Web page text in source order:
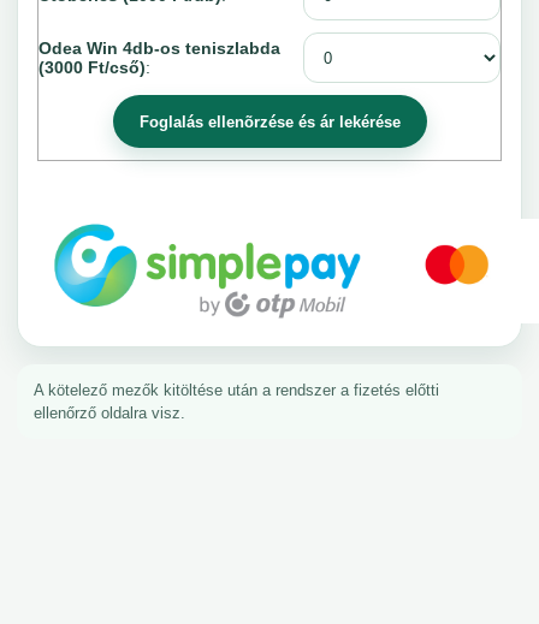
Odea Win 4db-os teniszlabda
(3000 Ft/cső):
A kötelező mezők kitöltése után a rendszer a fizetés előtti
ellenőrző oldalra visz.